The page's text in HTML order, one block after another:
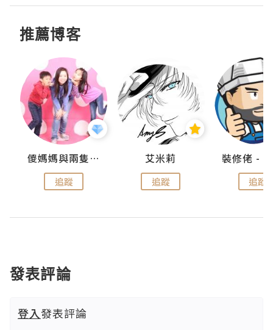
推薦博客
儍媽媽與兩隻小魔怪之家
追蹤
艾米莉
追蹤 追蹤
發表評論
登入發表評論